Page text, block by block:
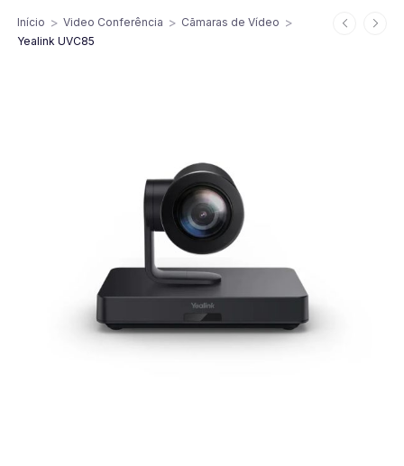
Início > Video Conferência > Cãmaras de Vídeo >
Yealink UVC85